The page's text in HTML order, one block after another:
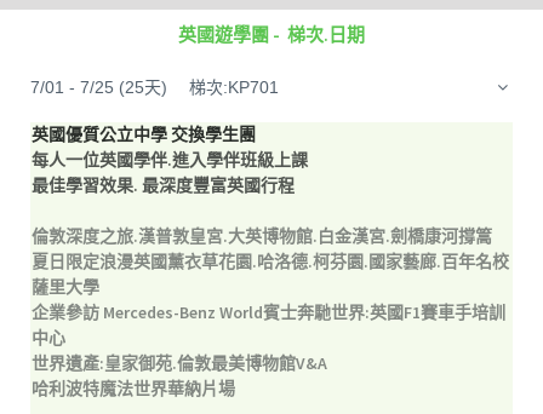
英國遊學團 - 梯次.日期
7/01 - 7/25 (25天) 梯次:KP701
英國優質公立中學 交換學生團
每人一位英國學伴.進入學伴班級上課
最佳學習效果. 最深度豐富英國行程
倫敦深度之旅.漢普敦皇宮.大英博物館.白金漢宮.劍橋康河撐篙
夏日限定浪漫英國薰衣草花園.哈洛德.柯芬園.國家藝廊.百年名校
薩里大學
企業參訪 Mercedes-Benz World賓士奔馳世界:英國F1賽車手培訓
中心
世界遺產:皇家御苑.倫敦最美博物館V&A
哈利波特魔法世界華納片場